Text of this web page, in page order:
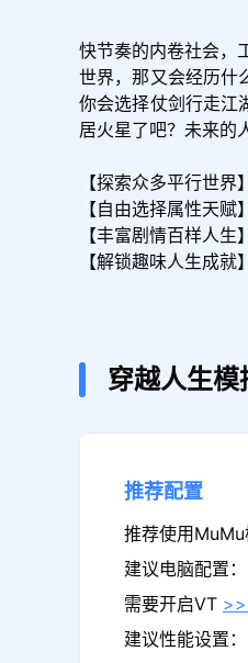
快节奏的内卷社会，
世界，那又会经历什
你会选择仗剑行走江
居火星了吧？未来的
【探索众多平行世
【自由选择属性天
【丰富剧情百样人
【解锁趣味人生成
穿越人生模
推荐配置
推荐使用
建议电脑配置
需要开启VT
建议性能设置